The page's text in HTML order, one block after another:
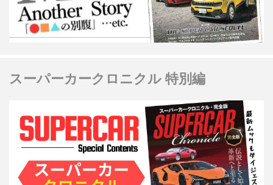
スーパーカークロニクル 特別編